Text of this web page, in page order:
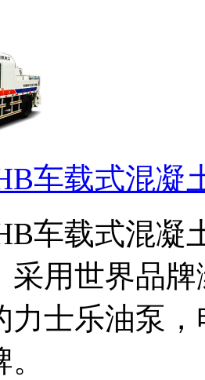
车载式混凝
车载式混凝
采用世界品
力士乐油泵